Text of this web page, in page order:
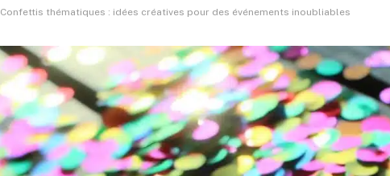
Confettis thématiques : idées créatives pour des événements inoubliables